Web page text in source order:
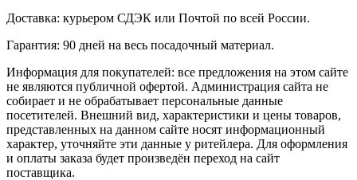
Доставка: курьером СДЭК или Почтой по всей России.
Гарантия: 90 дней на весь посадочный материал.
Информация для покупателей: все предложения на этом сайте
не являются публичной офертой. Администрация сайта не
собирает и не обрабатывает персональные данные
посетителей. Внешний вид, характеристики и цены товаров,
представленных на данном сайте носят информационный
характер, уточняйте эти данные у ритейлера. Для оформления
и оплаты заказа будет произведён переход на сайт
поставщика.